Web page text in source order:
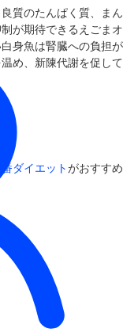
質のたんぱく質、まん
が期待できるえごまオ
身魚は腎臓への負担が
め、新陳代謝を促して
ダイエットがおすすめ